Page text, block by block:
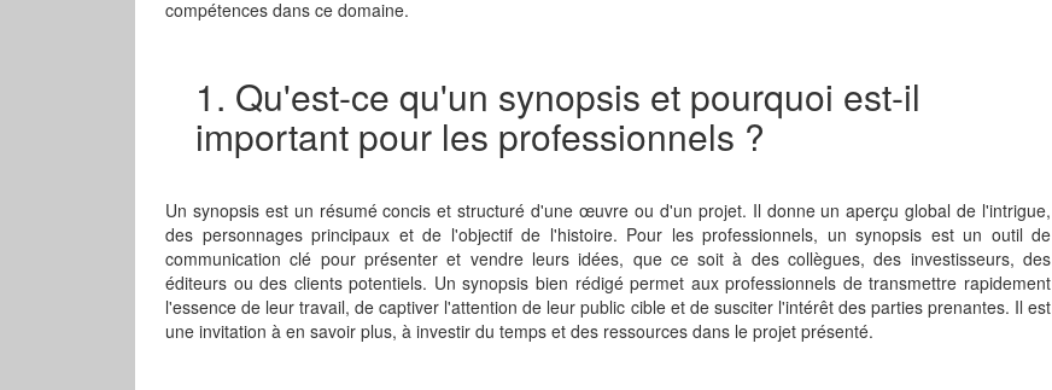
compétences dans ce domaine.
1. Qu'est-ce qu'un synopsis et pourquoi est-il
important pour les professionnels ?
Un synopsis est un résumé concis et structuré d'une œuvre ou d'un projet. Il donne un aperçu global de l'intrigue,
des personnages principaux et de l'objectif de l'histoire. Pour les professionnels, un synopsis est un outil de
communication clé pour présenter et vendre leurs idées, que ce soit à des collègues, des investisseurs, des
éditeurs ou des clients potentiels. Un synopsis bien rédigé permet aux professionnels de transmettre rapidement
l'essence de leur travail, de captiver l'attention de leur public cible et de susciter l'intérêt des parties prenantes. Il est
une invitation à en savoir plus, à investir du temps et des ressources dans le projet présenté.